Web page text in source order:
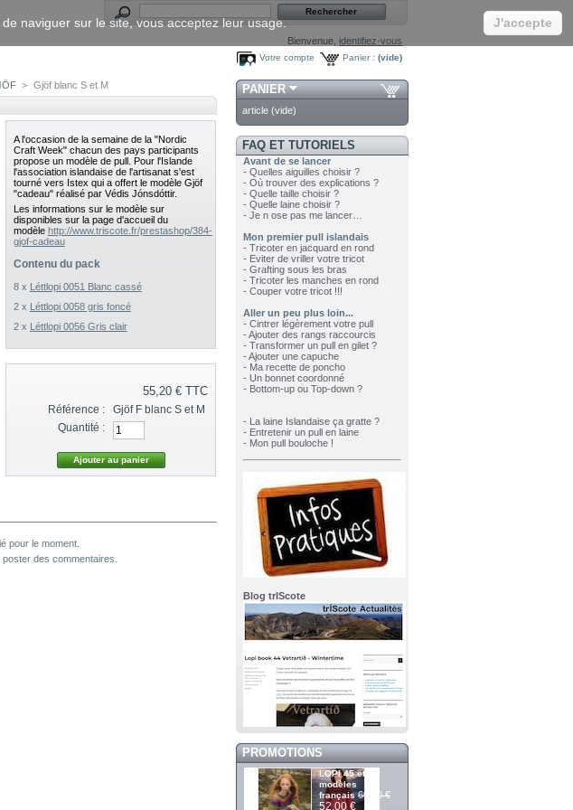
Bienvenue, identifiez-vous
Panier : (vide)
Votre compte
> Gjöf blanc S et M
A l'occasion de la semaine de la "Nordic
Craft Week" chacun des pays participants
propose un modèle de pull. Pour l'Islande
l'association islandaise de l'artisanat s'est
tourné vers Istex qui a offert le modèle Gjöf
"cadeau" réalisé par Védis Jónsdóttir.
Les informations sur le modèle sur
disponibles sur la page d'accueil du
modèle http://www.triscote.fr/prestashop/384-
gjof-cadeau
Contenu du pack
8 x
Léttlopi 0051 Blanc cassé
2 x
Léttlopi 0058 gris foncé
2 x
Léttlopi 0056 Gris clair
55,20 €TTC
Référence :
Gjöf F blanc S et M
Quantité :
pour le moment.
des commentaires.
PANIER
article (vide)
FAQ ET TUTORIELS
Avant de se lancer
- Quelles aiguilles choisir ?
- Où trouver des explications ?
- Quelle taille choisir ?
- Quelle laine choisir ?
- Je n ose pas me lancer…
Mon premier pull islandais
- Tricoter en jacquard en rond
- Eviter de vriller votre tricot
- Grafting sous les bras
- Tricoter les manches en rond
- Couper votre tricot !!!
Aller un peu plus loin...
- Cintrer légèrement votre pull
- Ajouter des rangs raccourcis
- Transformer un pull en gilet ?
- Ajouter une capuche
- Ma recette de poncho
- Un bonnet coordonné
- Bottom-up ou Top-down ?
- La laine Islandaise ça gratte ?
- Entretenir un pull en laine
- Mon pull bouloche !
Blog trIScote
PROMOTIONS
LOPI 45 et 13
modèles
français 60,00 €
52,00 €
naviguer sur le site, vous acceptez leur usage. J'accepte